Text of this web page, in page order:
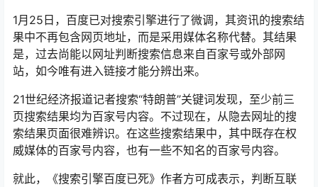
1月25日，百度已对搜索引擎进行了微调，其资讯的搜索结
果中不再包含网页地址，而是采用媒体名称代替。其结果
是，过去尚能以网址判断搜索信息来自百家号或外部网
站，如今唯有进入链接才能分辨出来。
21世纪经济报道记者搜索“特朗普”关键词发现，至少前三
页搜索结果均为百家号内容。不过现在，从隐去网址的搜
索结果页面很难辨识。在这些搜索结果中，其中既存在权
威媒体的百家号内容，也有一些不知名的百家号内容。
就此，《搜索引擎百度已死》作者方可成表示，判断互联